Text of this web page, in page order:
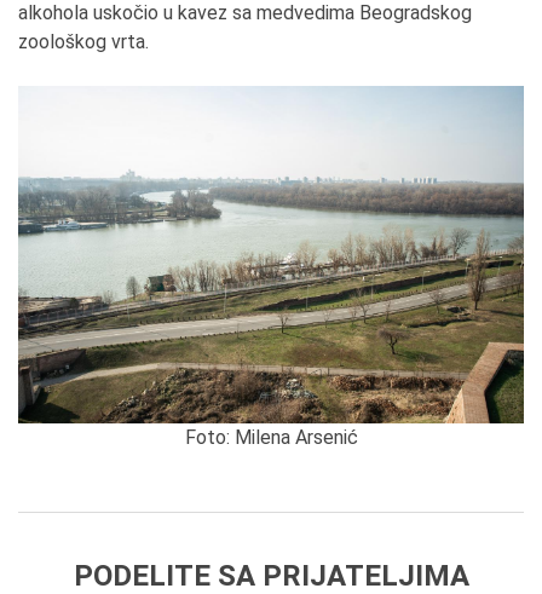
alkohola uskočio u kavez sa medvedima Beogradskog
zoološkog vrta.
Foto: Milena Arsenić
PODELITE SA PRIJATELJIMA